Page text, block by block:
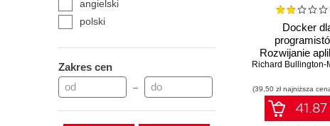
angielski
polski
Zakres cen
–
Docker
Rozwijanie
narzędzia
(39,50 zł najniższa
41.87